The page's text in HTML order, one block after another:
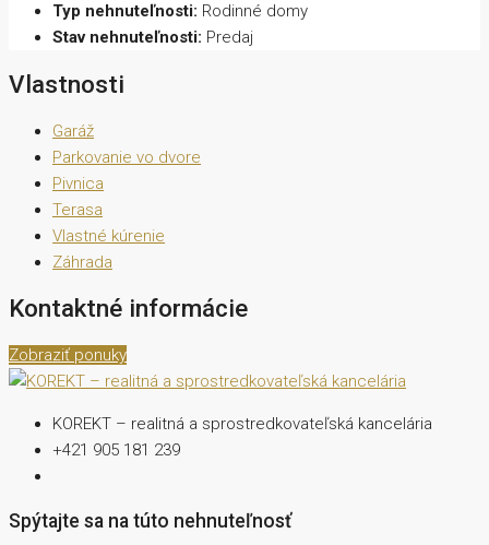
Typ nehnuteľnosti: Rodinné domy
Stav nehnuteľnosti: Predaj
Vlastnosti
Garáž
Parkovanie vo dvore
Pivnica
Terasa
Vlastné kúrenie
Záhrada
Kontaktné informácie
Zobraziť ponuky
KOREKT – realitná a sprostredkovateľská kancelária
+421 905 181 239
Spýtajte sa na túto nehnuteľnosť